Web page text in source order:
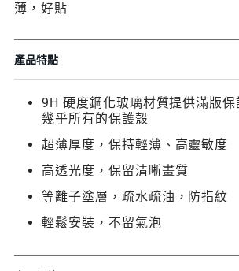
薄，好貼
產品特點
9H 硬度鋼化玻璃材質提供滿版
幾乎所有的保護殼
超薄厚度，保持輕薄、高靈敏度
高透光度，保留清晰畫質
等離子塗層，疏水疏油，防指紋
輕鬆安裝，不留氣泡